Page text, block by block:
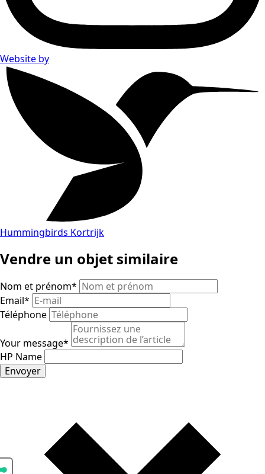
Website by
Hummingbirds Kortrijk
Vendre un objet similaire
Nom et prénom*
Email*
Téléphone
Your message*
HP Name
Envoyer